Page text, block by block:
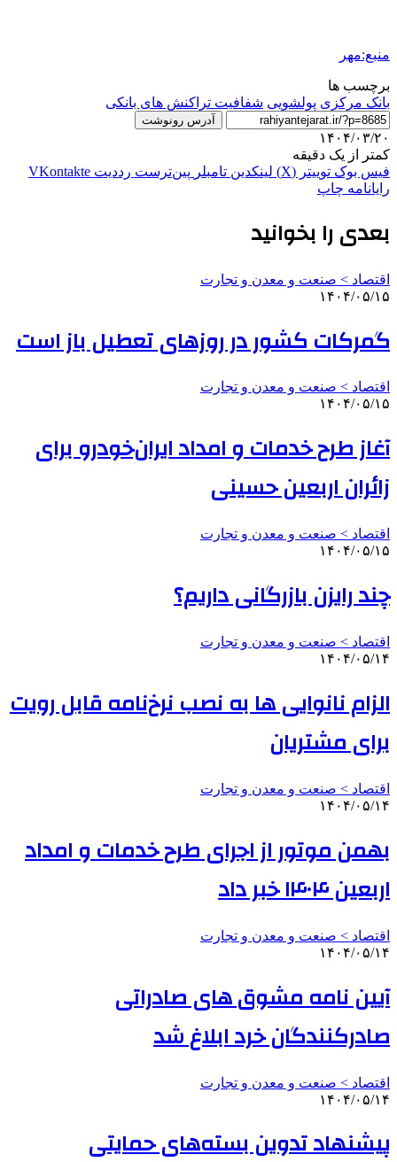
منبع:مهر
برچسب ها
بانک مرکزی پولشویی شفافیت تراکنش های بانکی
آدرس رونوشت
۱۴۰۴/۰۳/۲۰
کمتر از یک دقیقه
فیس بوک توییتر (X) لینکدین ‫تامبلر ‫پین‌ترست ‫رددیت ‫VKontakte
رایانامه چاپ
بعدی را بخوانید
اقتصاد > صنعت و معدن و تجارت
۱۴۰۴/۰۵/۱۵
گمرکات کشور در روزهای تعطیل باز است
اقتصاد > صنعت و معدن و تجارت
۱۴۰۴/۰۵/۱۵
آغاز طرح خدمات و امداد ایران‌خودرو برای
زائران اربعین حسینی
اقتصاد > صنعت و معدن و تجارت
۱۴۰۴/۰۵/۱۵
چند رایزن بازرگانی داریم؟
اقتصاد > صنعت و معدن و تجارت
۱۴۰۴/۰۵/۱۴
الزام نانوایی ها به نصب نرخ‌نامه قابل رویت
برای مشتریان
اقتصاد > صنعت و معدن و تجارت
۱۴۰۴/۰۵/۱۴
بهمن موتور از اجرای طرح خدمات و امداد
اربعین ۱۴۰۴ خبر داد
اقتصاد > صنعت و معدن و تجارت
۱۴۰۴/۰۵/۱۴
آیین نامه مشوق های صادراتی
صادرکنندگان خرد ابلاغ شد
اقتصاد > صنعت و معدن و تجارت
۱۴۰۴/۰۵/۱۴
پیشنهاد تدوین بسته‌های حمایتی